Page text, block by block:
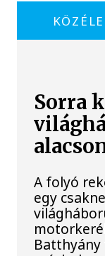
Sorra
A folyó
egy